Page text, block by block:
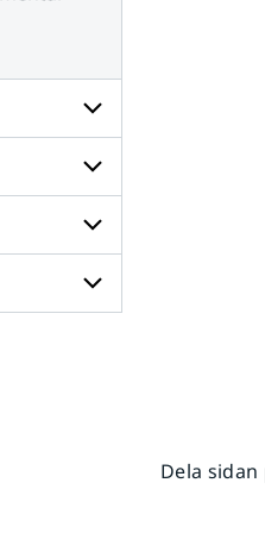
Undersidor
för
Radar
och
satellit
Undersidor
för
Väder
till
havs
Undersidor
för
Dela sidan